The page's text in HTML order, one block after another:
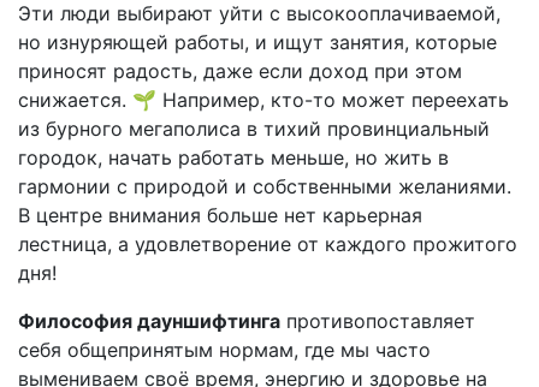
Эти люди выбирают уйти с высокооплачиваемой,
но изнуряющей работы, и ищут занятия, которые
приносят радость, даже если доход при этом
снижается. 🌱 Например, кто-то может переехать
из бурного мегаполиса в тихий провинциальный
городок, начать работать меньше, но жить в
гармонии с природой и собственными желаниями.
В центре внимания больше нет карьерная
лестница, а удовлетворение от каждого прожитого
дня!
Философия дауншифтинга противопоставляет
себя общепринятым нормам, где мы часто
вымениваем своё время, энергию и здоровье на